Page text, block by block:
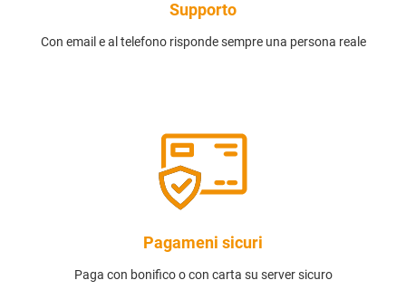
Supporto
Con email e al telefono risponde sempre una persona reale
Pagameni sicuri
Paga con bonifico o con carta su server sicuro